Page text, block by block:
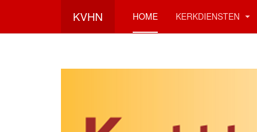
KVHN HOME KERKDIENSTEN